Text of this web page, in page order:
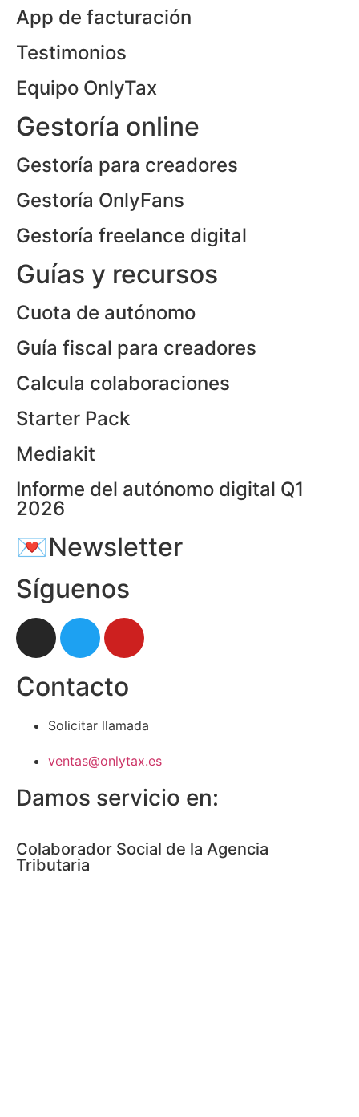
App de facturación
Testimonios
Equipo OnlyTax
Gestoría online
Gestoría para creadores
Gestoría OnlyFans
Gestoría freelance digital
Guías y recursos
Cuota de autónomo
Guía fiscal para creadores
Calcula colaboraciones
Starter Pack
Mediakit
Informe del autónomo digital Q1
2026
💌Newsletter
Síguenos
Contacto
Solicitar llamada
ventas@onlytax.es
Damos servicio en:
Colaborador Social de la Agencia
Tributaria